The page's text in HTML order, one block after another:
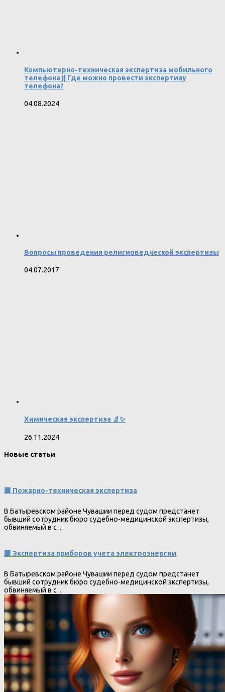
Компьютерно-техническая экспертиза мобильного
телефона || Где можно провести экспертизу
телефона?
04.08.2024
Вопросы проведения религиоведческой экспертизы
04.07.2017
Химическая экспертиза 🔬✨
26.11.2024
Новые статьи
🟥 Пожарно-техническая экспертиза
В Батыревском районе Чувашии перед судом предстанет
бывший сотрудник бюро судебно-медицинской экспертизы,
обвиняемый в с…
🟩 Экспертиза приборов учета электроэнергии
В Батыревском районе Чувашии перед судом предстанет
бывший сотрудник бюро судебно-медицинской экспертизы,
обвиняемый в с…